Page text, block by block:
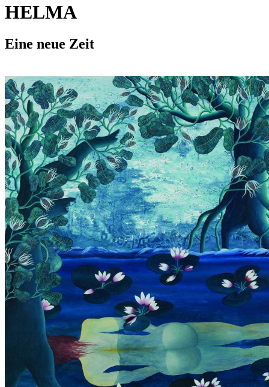
HELMA
Eine neue Zeit